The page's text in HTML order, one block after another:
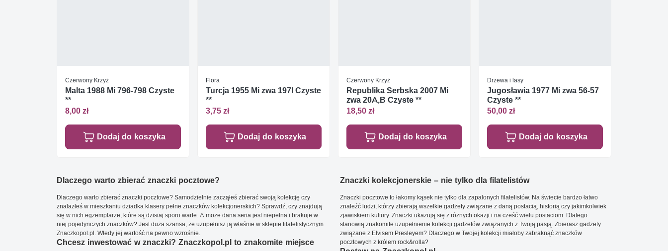
Czerwony Krzyż
Malta 1988 Mi 796-798 Czyste
**
8,00 zł
Dodaj do koszyka
Flora
Turcja 1955 Mi zwa 197I Czyste
**
3,75 zł
Dodaj do koszyka
Czerwony Krzyż
Republika Serbska 2007 Mi
zwa 20A,B Czyste **
18,50 zł
Dodaj do koszyka
Drzewa i lasy
Jugosławia 1977 Mi zwa 56-57
Czyste **
50,00 zł
Dodaj do koszyka
Dlaczego warto zbierać znaczki pocztowe?
Dlaczego warto zbierać znaczki pocztowe? Samodzielnie zacząłeś zbierać swoją kolekcję czy
znalazłeś w mieszkaniu dziadka klasery pełne znaczków kolekcjonerskich? Sprawdź, czy znajdują
się w nich egzemplarze, które są dzisiaj sporo warte. A może dana seria jest niepełna i brakuje w
niej pojedynczych znaczków? Jest duża szansa, że uzupełnisz ją właśnie w sklepie filatelistycznym
Znaczkopol.pl. Wtedy jej wartość na pewno wzrośnie.
Chcesz inwestować w znaczki? Znaczkopol.pl to znakomite miejsce
Znaczki kolekcjonerskie – nie tylko dla filatelistów
Znaczki pocztowe to łakomy kąsek nie tylko dla zapalonych filatelistów. Na świecie bardzo łatwo
znaleźć ludzi, którzy zbierają wszelkie gadżety związane z daną postacią, historią czy jakimkolwiek
zjawiskiem kultury. Znaczki ukazują się z różnych okazji i na cześć wielu postaciom. Dlatego
stanowią znakomite uzupełnienie kolekcji gadżetów związanych z Twoją pasją. Zbierasz gadżety
związane z Elvisem Presleyem? Dlaczego w Twojej kolekcji miałoby zabraknąć znaczków
pocztowych z królem rock&rolla?